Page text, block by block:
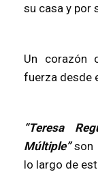
su casa y por
Un corazón
fuerza desde
“Teresa
Múltiple”son
lo largo de